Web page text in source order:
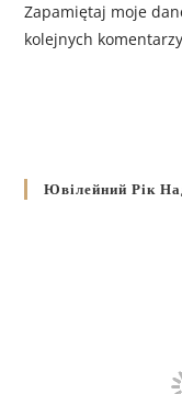
Zapamiętaj moje
kolejnych
Ювілейний Рік